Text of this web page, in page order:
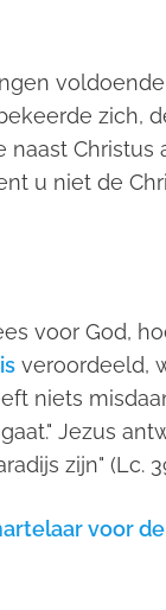
voldoende
zich,
Christus
u niet de
voor God,
veroordeeld,
niets
Jezus
zijn" (Lc.
voor